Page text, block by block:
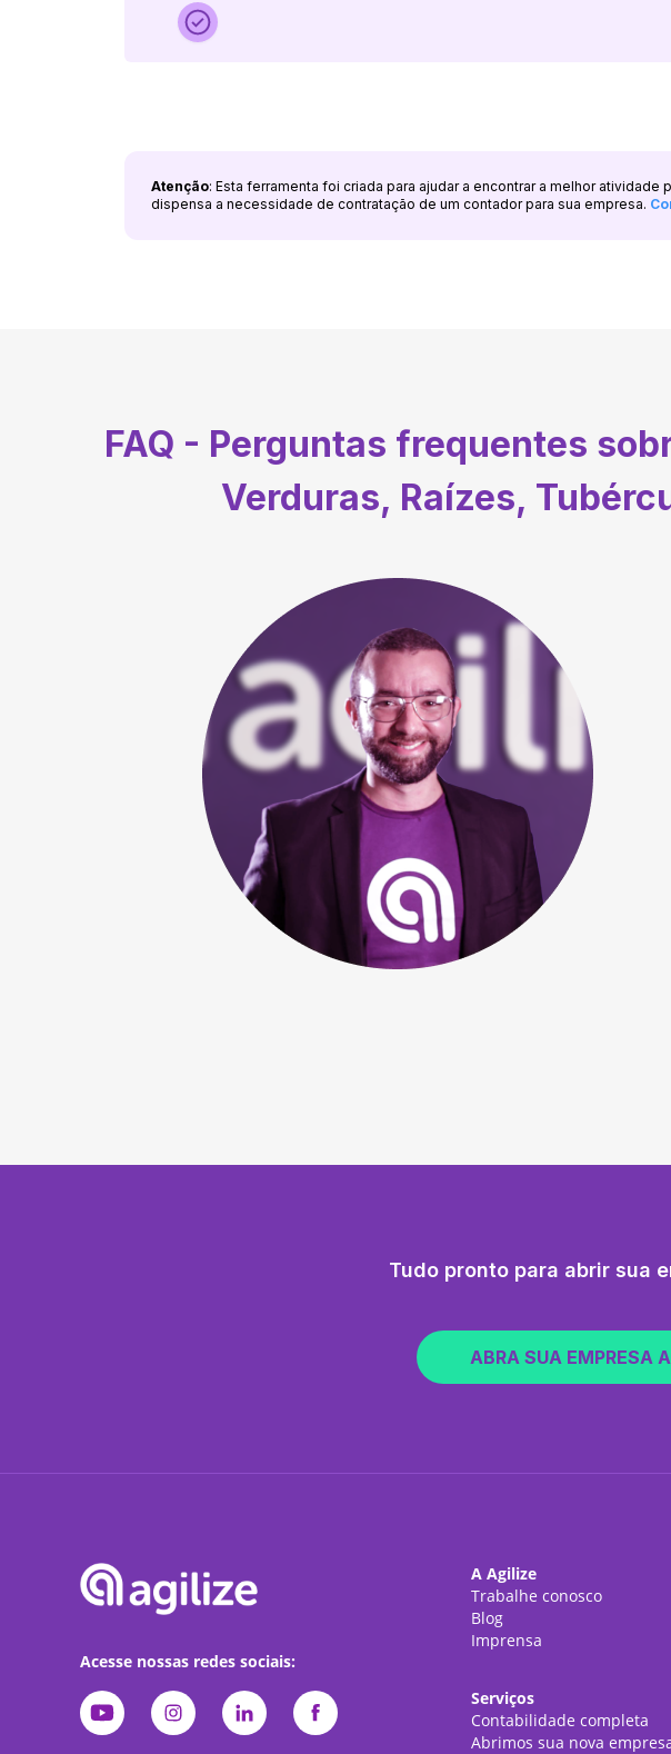
Atenção: Esta ferramenta foi criada para ajudar a encontrar a melhor
dispensa a necessidade de contratação de um contador para sua empresa.
FAQ - Perguntas frequentes
Verduras, Raízes,
Tudo pronto para abrir sua
ABRA SUA EMPRESA
Acesse nossas redes sociais:
A Agilize
Trabalhe conosco
Blog
Imprensa
Serviços
Contabilidade completa
Abrimos sua nova